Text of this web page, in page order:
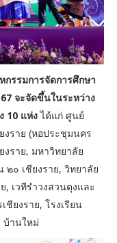
รรมการจัดการศึกษา
จะจัดขึ้นในระหว่าง
10 แห่งได้แก่ ศูนย์
ราย (หอประชุมนคร
งราย, มหาวิทยาลัย
๐ เชียงราย, วิทยาลัย
, เวทีรำวงสวนตุงและ
ชียงราย, โรงเรียน
บ้านใหม่